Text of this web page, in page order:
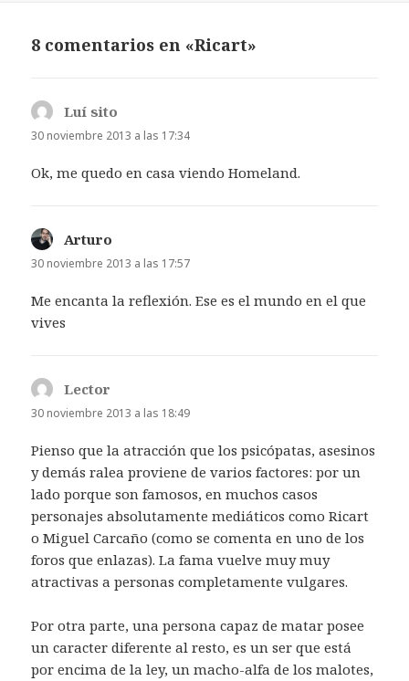
8 comentarios en «Ricart»
Luí sito
30 noviembre 2013 a las 17:34
Ok, me quedo en casa viendo Homeland.
Arturo
30 noviembre 2013 a las 17:57
Me encanta la reflexión. Ese es el mundo en el que
vives
Lector
30 noviembre 2013 a las 18:49
Pienso que la atracción que los psicópatas, asesinos
y demás ralea proviene de varios factores: por un
lado porque son famosos, en muchos casos
personajes absolutamente mediáticos como Ricart
o Miguel Carcaño (como se comenta en uno de los
foros que enlazas). La fama vuelve muy muy
atractivas a personas completamente vulgares.
Por otra parte, una persona capaz de matar posee
un caracter diferente al resto, es un ser que está
por encima de la ley, un macho-alfa de los malotes,